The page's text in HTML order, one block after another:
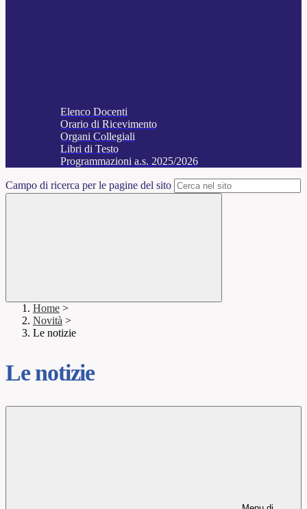
Elenco Docenti
Orario di Ricevimento
Organi Collegiali
Libri di Testo
Programmazioni a.s. 2025/2026
Campo di ricerca per le pagine del sito
Home >
Novità >
Le notizie
Le notizie